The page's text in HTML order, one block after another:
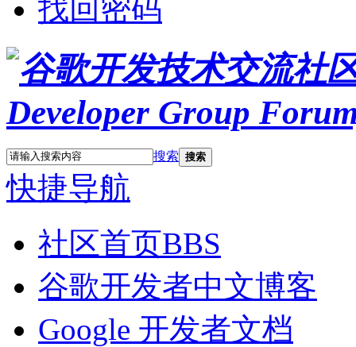
找回密码
搜索 搜索
快捷导航
社区首页BBS
谷歌开发者中文博客
Google 开发者文档